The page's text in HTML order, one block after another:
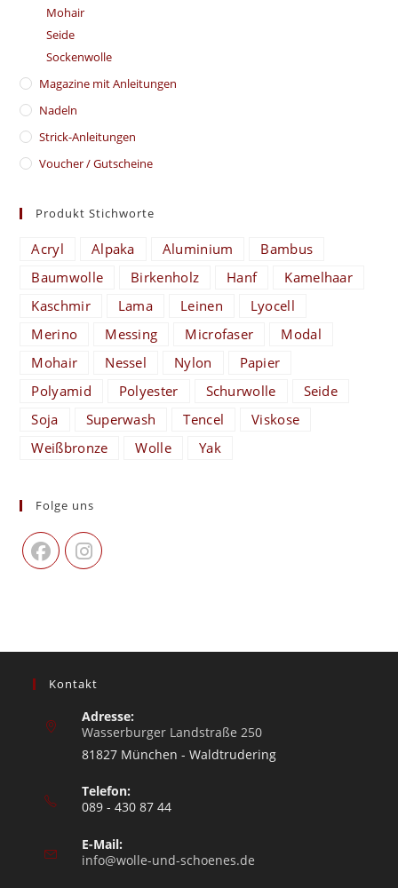
Mohair
Seide
Sockenwolle
Magazine mit Anleitungen
Nadeln
Strick-Anleitungen
Voucher / Gutscheine
Produkt Stichworte
Acryl Alpaka Aluminium
Bambus
Baumwolle
Birkenholz Hanf
Kamelhaar
Kaschmir
Lama Leinen
Lyocell
Merino
Messing Microfaser
Modal
Mohair
Nessel Nylon
Papier
Polyamid
Polyester Schurwolle
Seide
Soja
Superwash Tencel
Viskose
Weißbronze
Wolle Yak
Folge uns
Kontakt
Adresse:
Wasserburger Landstraße 250
81827 München - Waldtrudering
Telefon:
089 - 430 87 44
E-Mail:
info@wolle-und-schoenes.de